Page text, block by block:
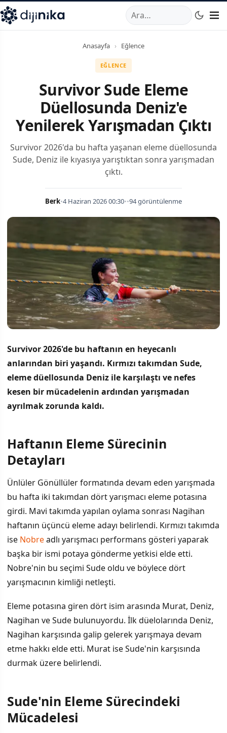
,Marmara Mahallesi,Beylikdüzü34520TRTelefon:0850
Anasayfa › Eğlence
EĞLENCE
Survivor Sude Eleme
Düellosunda Deniz'e
Yenilerek Yarışmadan Çıktı
Survivor 2026'da bu hafta yaşanan eleme düellosunda
Sude, Deniz ile kıyasıya yarıştıktan sonra yarışmadan
çıktı.
Berk•4 Haziran 2026 00:30••94 görüntülenme
Survivor 2026'de bu haftanın en heyecanlı
anlarından biri yaşandı. Kırmızı takımdan Sude,
eleme düellosunda Deniz ile karşılaştı ve nefes
kesen bir mücadelenin ardından yarışmadan
ayrılmak zorunda kaldı.
İÇINDEKILER
Sude'nin Eleme Sürecindeki Mücadelesi
Nagihan ve Murat Sonuçları
Haftanın Eleme Sürecinin
Detayları
Ünlüler Gönüllüler formatında devam eden yarışmada
bu hafta iki takımdan dört yarışmacı eleme potasına
girdi. Mavi takımda yapılan oylama sonrası Nagihan
haftanın üçüncü eleme adayı belirlendi. Kırmızı takımda
ise Nobreadlı yarışmacı performans gösteri yaparak
başka bir ismi potaya gönderme yetkisi elde etti.
Nobre'nin bu seçimi Sude oldu ve böylece dört
yarışmacının kimliği netleşti.
Eleme potasına giren dört isim arasında Murat, Deniz,
Nagihan ve Sude bulunuyordu. İlk düelolarında Deniz,
Nagihan karşısında galip gelerek yarışmaya devam
etme hakkı elde etti. Murat ise Sude'nin karşısında
durmak üzere belirlendi.
Sude'nin Eleme Sürecindeki
Mücadelesi